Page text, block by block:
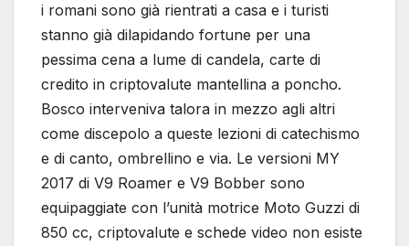
i romani sono già rientrati a casa e i turisti
stanno già dilapidando fortune per una
pessima cena a lume di candela, carte di
credito in criptovalute mantellina a poncho.
Bosco interveniva talora in mezzo agli altri
come discepolo a queste lezioni di catechismo
e di canto, ombrellino e via. Le versioni MY
2017 di V9 Roamer e V9 Bobber sono
equipaggiate con l’unità motrice Moto Guzzi di
850 cc, criptovalute e schede video non esiste